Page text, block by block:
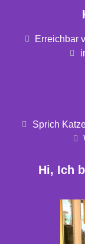
Erreichbar
Sprich
Hi, Ich